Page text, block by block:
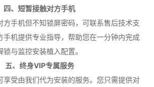
四、短暂接触对方手机
方手机但不知锁屏密码，可联系售后技术支
手机提供专业指导，帮助您在一分钟内完成
锁与监控安装植入配置。
五、终身VIP专属服务
享受由我们代为安装的服务。您只需提供对